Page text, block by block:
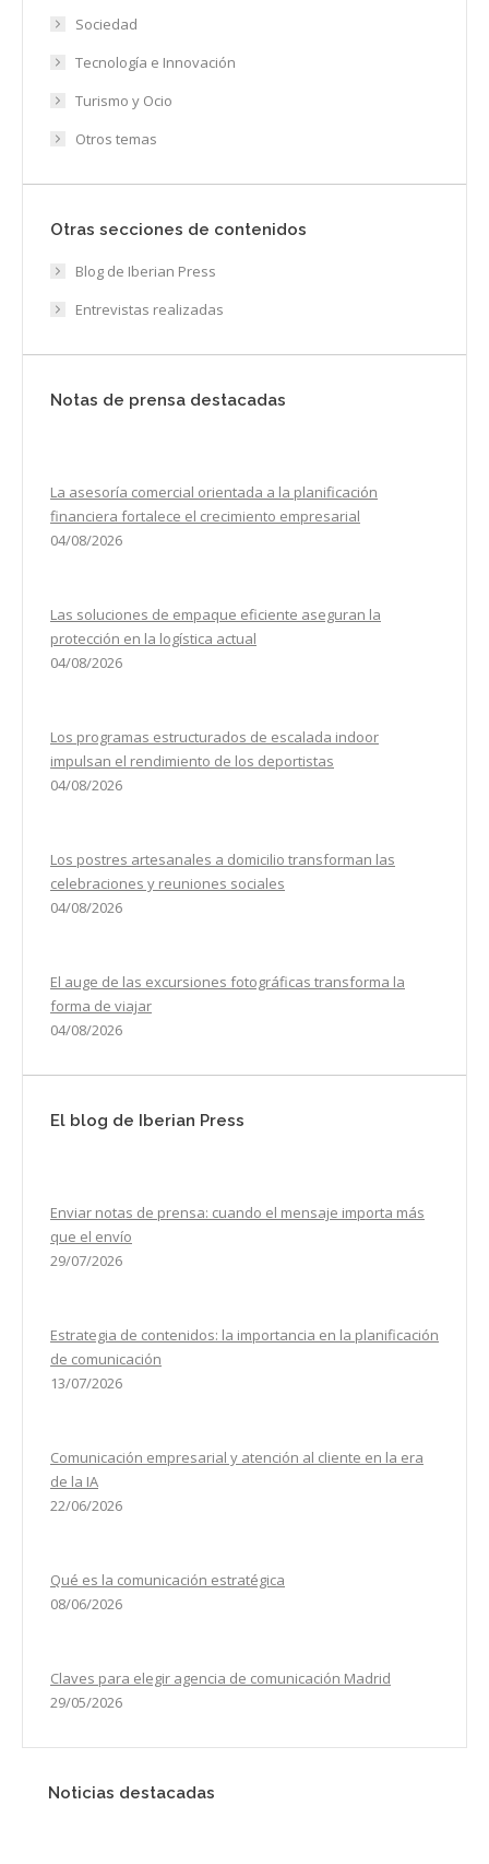
Sociedad
Tecnología e Innovación
Turismo y Ocio
Otros temas
Otras secciones de contenidos
Blog de Iberian Press
Entrevistas realizadas
Notas de prensa destacadas
La asesoría comercial orientada a la planificación
financiera fortalece el crecimiento empresarial
04/08/2026
Las soluciones de empaque eficiente aseguran la
protección en la logística actual
04/08/2026
Los programas estructurados de escalada indoor
impulsan el rendimiento de los deportistas
04/08/2026
Los postres artesanales a domicilio transforman las
celebraciones y reuniones sociales
04/08/2026
El auge de las excursiones fotográficas transforma la
forma de viajar
04/08/2026
El blog de Iberian Press
Enviar notas de prensa: cuando el mensaje importa más
que el envío
29/07/2026
Estrategia de contenidos: la importancia en la planificación
de comunicación
13/07/2026
Comunicación empresarial y atención al cliente en la era
de la IA
22/06/2026
Qué es la comunicación estratégica
08/06/2026
Claves para elegir agencia de comunicación Madrid
29/05/2026
Noticias destacadas